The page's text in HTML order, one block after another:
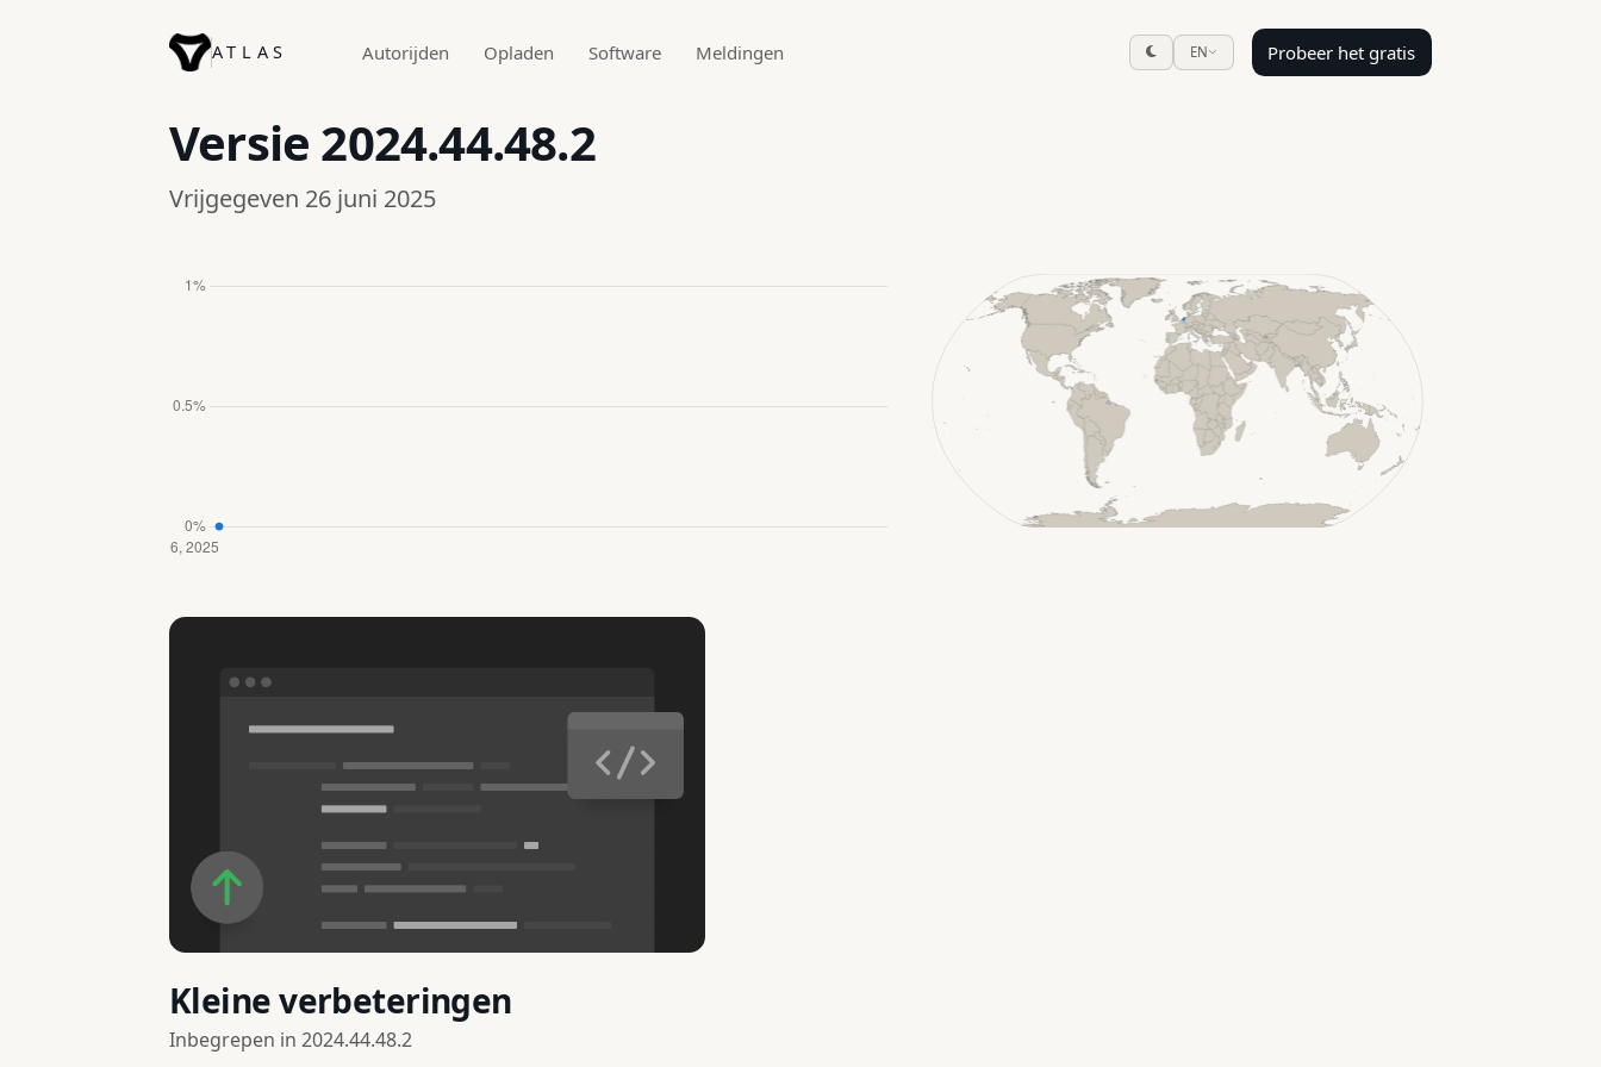
ATLAS Autorijden Opladen Software Meldingen EN Probeer het gratis
Versie 2024.44.48.2
Vrijgegeven 26 juni 2025
Kleine verbeteringen
Inbegrepen in 2024.44.48.2